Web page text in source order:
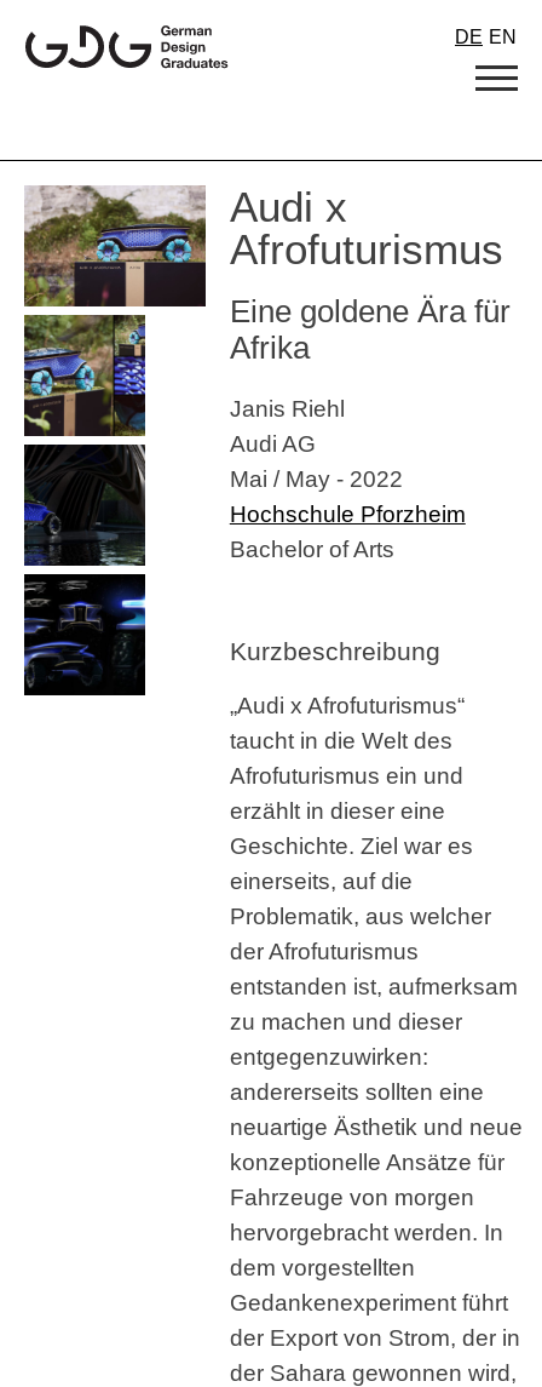
content
DE EN
Audi x
Afrofuturismus
Eine goldene Ära für
Afrika
Janis Riehl
Audi AG
Mai / May - 2022
Hochschule Pforzheim
Bachelor of Arts
Kurzbeschreibung
„Audi x Afrofuturismus“
taucht in die Welt des
Afrofuturismus ein und
erzählt in dieser eine
Geschichte. Ziel war es
einerseits, auf die
Problematik, aus welcher
der Afrofuturismus
entstanden ist, aufmerksam
zu machen und dieser
entgegenzuwirken:
andererseits sollten eine
neuartige Ästhetik und neue
konzeptionelle Ansätze für
Fahrzeuge von morgen
hervorgebracht werden. In
dem vorgestellten
Gedankenexperiment führt
der Export von Strom, der in
der Sahara gewonnen wird,